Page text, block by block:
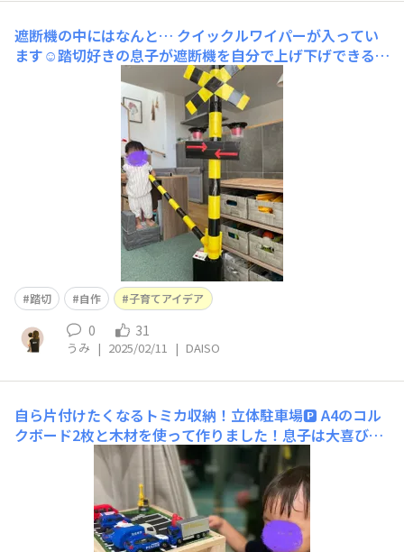
遮断機の中にはなんと… クイックルワイパーが入ってい
ます☺️踏切好きの息子が遮断機を自分で上げ下げできるよ
うに考えて、DAISOへ走りました♪
踏切 自作 子育てアイデア
0 31
うみ | 2025/02/11 | DAISO
自ら片付けたくなるトミカ収納！立体駐車場🅿️ A4のコル
クボード2枚と木材を使って作りました！息子は大喜び
で、収納としてではなく、ここで遊ぶようになりました
☺️ Instagramに詳細載せているので、気になる方は遊び
に来てください♪